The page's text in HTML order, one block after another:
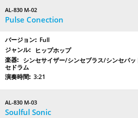
AL-830 M-02
Pulse Conection
Full
ヒップホップ
シンセサイザー/シンセブラス/シンセパ
セドラム
3:21
AL-830 M-03
Soulful Sonic